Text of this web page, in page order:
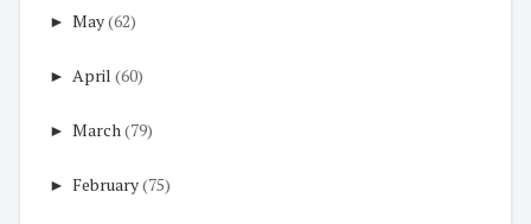
► May(62)
► April (60)
► March(79)
► February(75)